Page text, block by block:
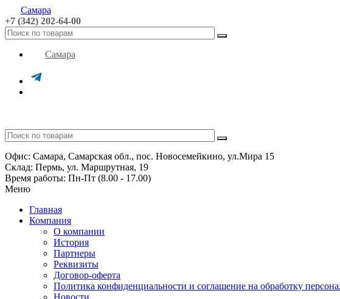
Самара
+7 (342) 202-64-00
Самара
Офис: Самара, Самарская обл., пос. Новосемейкино, ул.Мира 15
Склад: Пермь, ул. Маршрутная, 19
Время работы: Пн-Пт (8.00 - 17.00)
Меню
Главная
Компания
О компании
История
Партнеры
Реквизиты
Договор-оферта
Политика конфиденциальности и соглашение на обработку
Новости